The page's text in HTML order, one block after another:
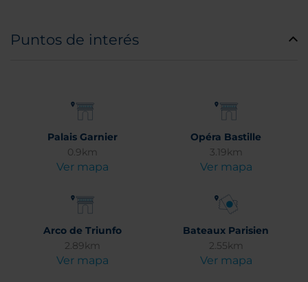
Puntos de interés
Palais Garnier
0.9km
Ver mapa
Opéra Bastille
3.19km
Ver mapa
Arco de Triunfo
2.89km
Ver mapa
Bateaux Parisien
2.55km
Ver mapa